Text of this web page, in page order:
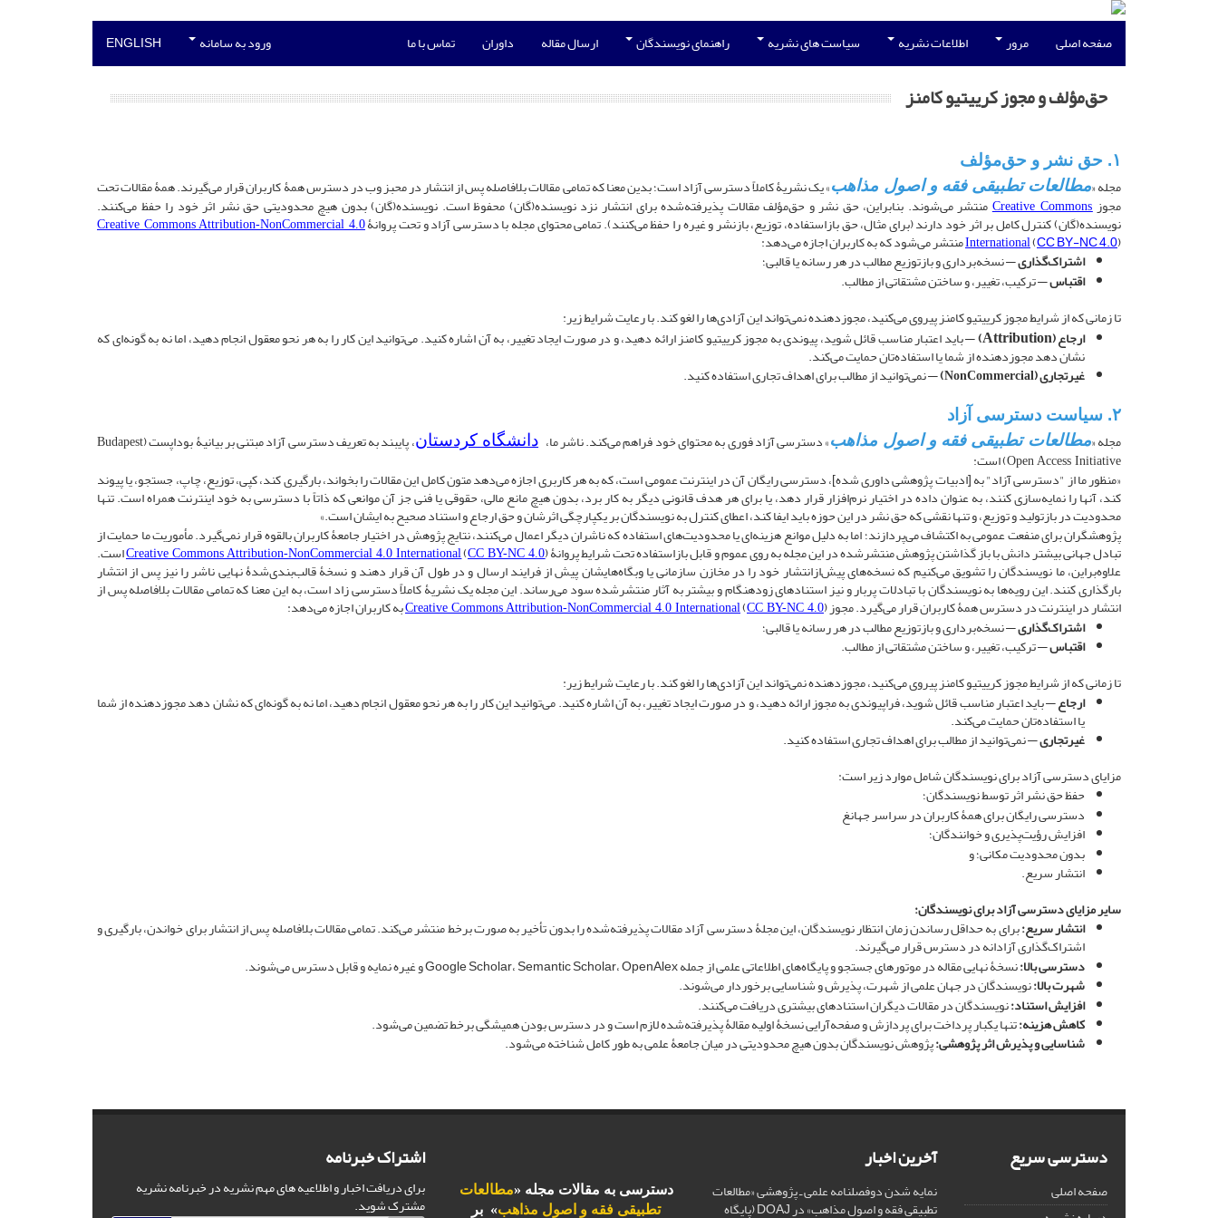
صفحه اصلی مرور اطلاعات نشریه سیاست های نشریه راهنمای نویسندگان ارسال مقاله داوران تماس با ما ورود به سامانه ENGLISH
حق‌مؤلف و مجوز کرییتیو کامنز
۱. حق نشر و حق‌مؤلف
مجله «مطالعات تطبیقی فقه و اصول مذاهب»یک نشریۀ کاملاً دسترسی آزاد است؛ بدین معنا که تمامی مقالات بلافاصله پس از انتشار در محبز وب در دسترس همۀ کاربران قرار می‌گیرند. همۀ مقالات تحت
مجوزCreative Commonsمنتشر می‌شوند. بنابراین، حق نشر و حق‌مؤلف مقالات پذیرفته‌شده برای انتشار نزد نویسنده(گان) محفوظ است. نویسنده(گان) بدون هیچ محدودیتی حق نشر اثر خود را حفظ می‌کنند.
نویسنده(گان) کنترل کامل بر اثر خود دارند (برای مثال، حق بازاستفاده، توزیع، بازنشر و غیره را حفظ می‌کنند). تمامی محتوای مجله با دسترسی آزاد و تحت پروانۀCreative Commons Attribution-NonCommercial 4.0
International (CC BY-NC 4.0) منتشر می‌شود که به کاربران اجازه می‌دهد:
اشتراک‌گذاری— نسخه‌برداری و بازتوزیع مطالب در هر رسانه یا قالبی؛
اقتباس— ترکیب، تغییر، و ساختن مشتقاتی از مطالب.
تا زمانی که از شرایط مجوز کرییتیو کامنز پیروی می‌کنید، مجوزدهنده نمی‌تواند این آزادی‌ها را لغو کند. با رعایت شرایط زیر:
ارجاع (Attribution
)— باید اعتبار مناسب قائل شوید، پیوندی به مجوز کرییتیو کامنز ارائه دهید، و در صورت ایجاد تغییر، به آن اشاره کنید. می‌توانید این کار را به هر نحو معقول انجام دهید، اما نه به گونه‌ای که
نشان دهد مجوزدهنده از شما یا استفاده‌تان حمایت می‌کند.
غیرتجاری (NonCommercial
)— نمی‌توانید از مطالب برای اهداف تجاری استفاده کنید.
۲. سیاست دسترسی آزاد
مجله «مطالعات تطبیقی فقه و اصول مذاهب» دسترسی آزاد فوری به محتوای خود فراهم می‌کند. ناشر ما، دانشگاه کردستان، پایبند به تعریف دسترسی آزاد مبتنی بر بیانیۀ بوداپست (Budapest
Open Access Initiative) است:
«منظور ما از "دسترسی آزاد" به [ادبیات پژوهشی داوری شده]، دسترسی رایگان آن در اینترنت عمومی است، که به هر کاربری اجازه می‌دهد متون کامل این مقالات را بخواند، بارگیری کند، کپی، توزیع، چاپ، جستجو، یا پیوند
کند، آنها را نمایه‌سازی کنند، به عنوان داده در اختیار نرم‌افزار قرار دهد، یا برای هر هدف قانونی دیگر به کار برد، بدون هیچ مانع مالی، حقوقی یا فنی جز آن موانعی که ذاتاً با دسترسی به خود اینترنت همراه است. تنها
محدودیت در بازتولید و توزیع، و تنها نقشی که حق نشر در این حوزه باید ایفا کند، اعطای کنترل به نویسندگان بر یکپارچگی اثرشان و حق ارجاع و استناد صحیح به ایشان است.»
پژوهشگران برای منفعت عمومی به اکتشاف می‌پردازند؛ اما به دلیل موانع هزینه‌ای یا محدودیت‌های استفاده که ناشران دیگر اعمال می‌کنند، نتایج پژوهش در اختیار جامعۀ کاربران بالقوه قرار نمی‌گیرد. مأموریت ما حمایت از
تبادل جهانی بیشتر دانش با باز گذاشتن پژوهش منتشرشده در این مجله به روی عموم و قابل بازاستفاده تحت شرایط پروانۀ Creative Commons Attribution-NonCommercial 4.0 International(CC BY-NC 4.0 ) است.
علاوه‌براین، ما نویسندگان را تشویق می‌کنیم که نسخه‌های پیش‌ازانتشار خود را در مخازن سازمانی یا وبگاه‌هایشان پیش از فرایند ارسال و در طول آن قرار دهند و نسخۀ قالب‌بندی‌شدۀ نهایی ناشر را نیز پس از انتشار
بارگذاری کنند. این رویه‌ها به نویسندگان با تبادلات پربار و نیز استنادهای زودهنگام و بیشتر به آثار منتشرشده سود می‌رساند. این مجله یک نشریۀ کاملاً دسترسی‌ زاد است، به این معنا که تمامی مقالات بلافاصله پس از
انتشار در اینترنت در دسترس همۀ کاربران قرار می‌گیرد. مجوز Creative Commons Attribution-NonCommercial 4.0 International(CC BY-NC 4.0) به کاربران اجازه می‌دهد:
اشتراک‌گذاری— نسخه‌برداری و بازتوزیع مطالب در هر رسانه یا قالبی؛
اقتباس— ترکیب، تغییر، و ساختن مشتقاتی از مطالب.
تا زمانی که از شرایط مجوز کرییتیو کامنز پیروی می‌کنید، مجوزدهنده نمی‌تواند این آزادی‌ها را لغو کند. با رعایت شرایط زیر:
ارجاع— باید اعتبار مناسب قائل شوید، فراپیوندی به مجوز ارائه دهید، و در صورت ایجاد تغییر، به آن اشاره کنید. می‌توانید این کار را به هر نحو معقول انجام دهید، اما نه به گونه‌ای که نشان دهد مجوزدهنده از شما
یا استفاده‌تان حمایت می‌کند.
غیرتجاری— نمی‌توانید از مطالب برای اهداف تجاری استفاده کنید.
مزایای دسترسی آزاد برای نویسندگان شامل موارد زیر است:
حفظ حق نشر اثر توسط نویسندگان؛
دسترسی رایگان برای همۀ کاربران در سراسر جهانغ
افزایش رؤیت‌پذیری و خوانندگان؛
بدون محدودیت مکانی؛ و
انتشار سریع.
سایر مزایای دسترسی آزاد برای نویسندگان:
انتشار سریع:برای به حداقل رساندن زمان انتظار نویسندگان، این مجلۀ دسترسی‌ آزاد مقالات پذیرفته‌شده را بدون تأخیر به صورت برخط منتشر می‌کند. تمامی مقالات بلافاصله پس از انتشار برای خواندن، بارگیری و
اشتراک‌گذاری آزادانه در دسترس قرار می‌گیرند.
دسترسی بالا:نسخۀ نهایی مقاله در موتورهای جستجو و پایگاه‌های اطلاعاتی علمی از جمله Google Scholar، Semantic Scholar، OpenAlex و غیره نمایه و قابل دسترس می‌شوند.
شهرت بالا:نویسندگان در جهان علمی از شهرت، پذیرش و شناسایی برخوردار می‌شوند.
افزایش استناد:نویسندگان در مقالات دیگران استنادهای بیشتری دریافت می‌کنند.
کاهش هزینه:تنها یکبار پرداخت برای پردازش و صفحه‌آرایی نسخۀ اولیه مقالۀ پذیرفته‌شده لازم است و در دسترس بودن همیشگی برخط تضمین می‌شود.
شناسایی و پذیرش اثر پژوهشی:پژوهش نویسندگان بدون هیچ محدودیتی در میان جامعۀ علمی به طور کامل شناخته می‌شود.
دسترسی سریع
صفحه اصلی
آخرین اخبار
نمایه شدن دوفصلنامه علمی ـ پژوهشی «مطالعات
تطبیقی فقه و اصول مذاهب» در DOAJ (پایگاه
دسترسی به مقالات مجله «مطالعات
تطبیقی فقه و اصول مذاهب» بر
اشتراک خبرنامه
برای دریافت اخبار و اطلاعیه های مهم نشریه در خبرنامه نشریه
مشترک شوید.